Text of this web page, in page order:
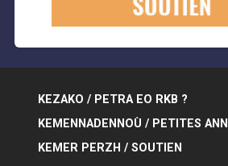
KEZAKO / PETRA EO RKB ?
KEMENNADENNOÙ / PETITES
KEMER PERZH / SOUTIEN